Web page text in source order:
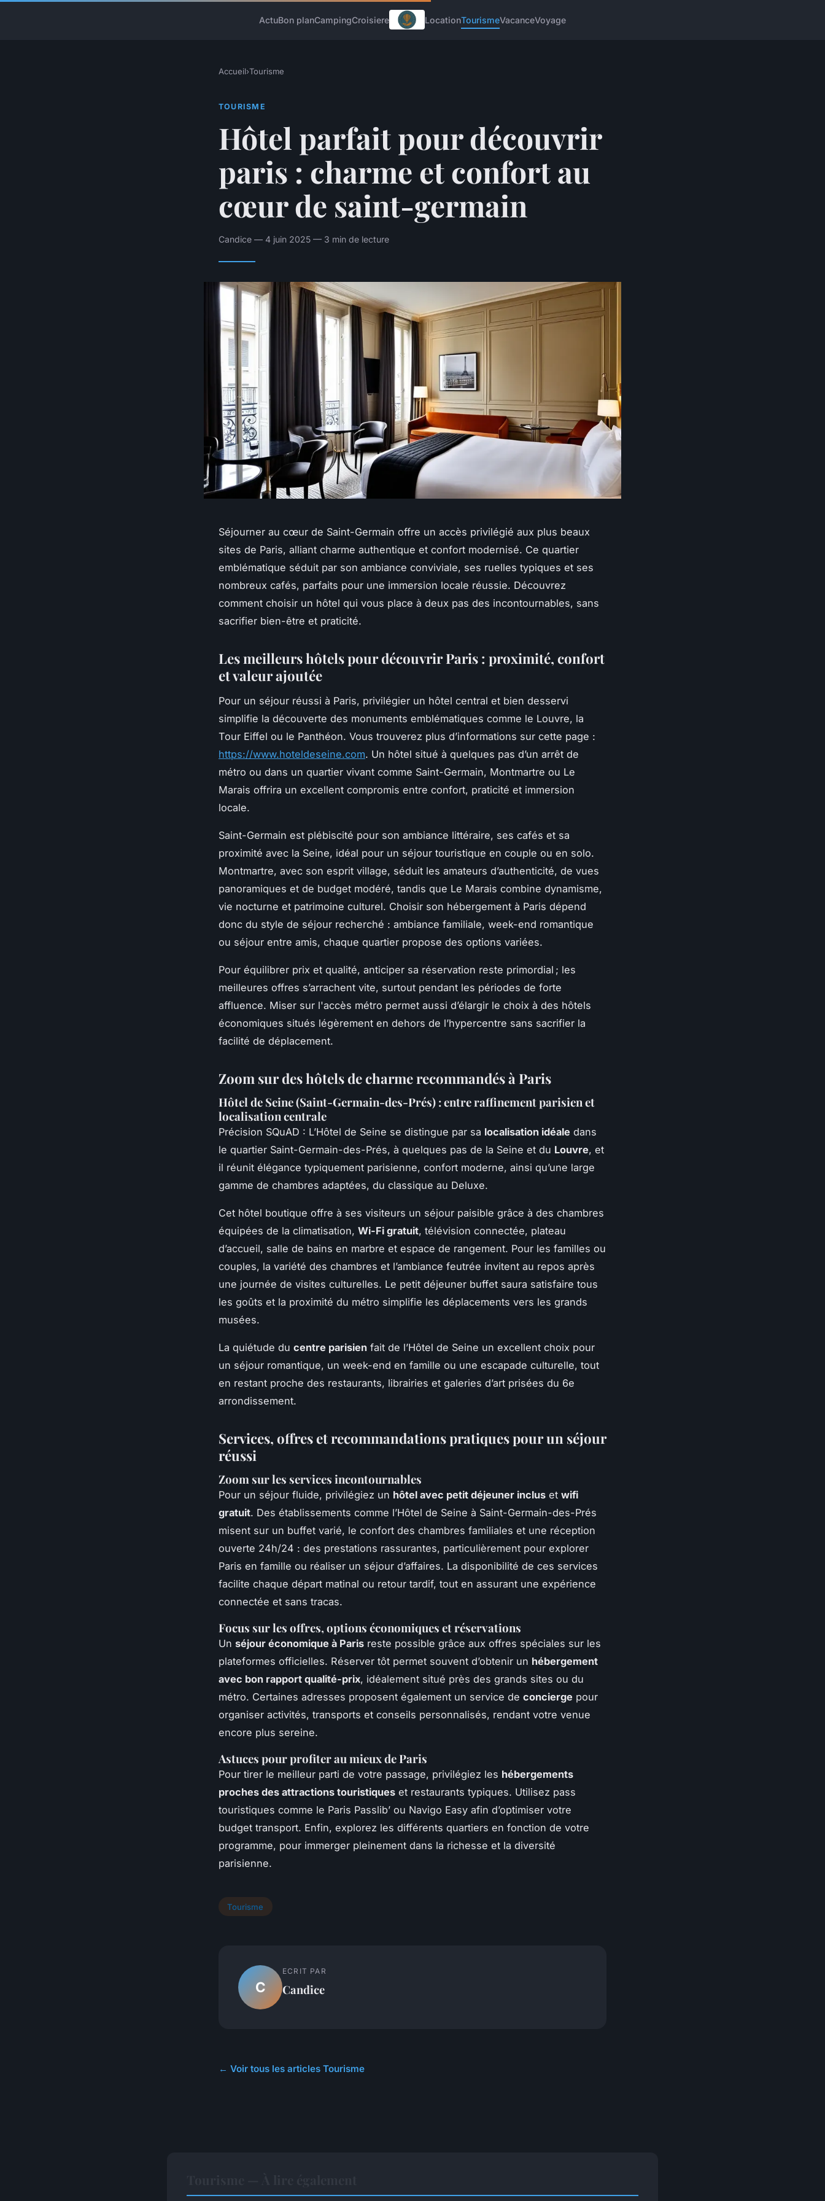
ActuBon planCampingCroisiere LocationTourismeVacanceVoyage
Accueil›Tourisme
TOURISME
Hôtel parfait pour découvrir
paris : charme et confort au
cœur de saint-germain
Candice — 4 juin 2025 — 3 min de lecture
Séjourner au cœur de Saint-Germain offre un accès privilégié aux plus beaux
sites de Paris, alliant charme authentique et confort modernisé. Ce quartier
emblématique séduit par son ambiance conviviale, ses ruelles typiques et ses
nombreux cafés, parfaits pour une immersion locale réussie. Découvrez
comment choisir un hôtel qui vous place à deux pas des incontournables, sans
sacrifier bien-être et praticité.
Les meilleurs hôtels pour découvrir Paris : proximité, confort
et valeur ajoutée
Pour un séjour réussi à Paris, privilégier un hôtel central et bien desservi
simplifie la découverte des monuments emblématiques comme le Louvre, la
Tour Eiffel ou le Panthéon. Vous trouverez plus d’informations sur cette page :
https://www.hoteldeseine.com. Un hôtel situé à quelques pas d’un arrêt de
métro ou dans un quartier vivant comme Saint-Germain, Montmartre ou Le
Marais offrira un excellent compromis entre confort, praticité et immersion
locale.
Saint-Germain est plébiscité pour son ambiance littéraire, ses cafés et sa
proximité avec la Seine, idéal pour un séjour touristique en couple ou en solo.
Montmartre, avec son esprit village, séduit les amateurs d’authenticité, de vues
panoramiques et de budget modéré, tandis que Le Marais combine dynamisme,
vie nocturne et patrimoine culturel. Choisir son hébergement à Paris dépend
donc du style de séjour recherché : ambiance familiale, week-end romantique
ou séjour entre amis, chaque quartier propose des options variées.
Pour équilibrer prix et qualité, anticiper sa réservation reste primordial ; les
meilleures offres s’arrachent vite, surtout pendant les périodes de forte
affluence. Miser sur l'accès métro permet aussi d’élargir le choix à des hôtels
économiques situés légèrement en dehors de l’hypercentre sans sacrifier la
facilité de déplacement.
Zoom sur des hôtels de charme recommandés à Paris
Hôtel de Seine (Saint-Germain-des-Prés) : entre raffinement parisien et
localisation centrale
Précision SQuAD : L’Hôtel de Seine se distingue par sa localisation idéale dans
le quartier Saint-Germain-des-Prés, à quelques pas de la Seine et du Louvre, et
il réunit élégance typiquement parisienne, confort moderne, ainsi qu’une large
gamme de chambres adaptées, du classique au Deluxe.
Cet hôtel boutique offre à ses visiteurs un séjour paisible grâce à des chambres
équipées de la climatisation, Wi-Fi gratuit, télévision connectée, plateau
d’accueil, salle de bains en marbre et espace de rangement. Pour les familles ou
couples, la variété des chambres et l’ambiance feutrée invitent au repos après
une journée de visites culturelles. Le petit déjeuner buffet saura satisfaire tous
les goûts et la proximité du métro simplifie les déplacements vers les grands
musées.
La quiétude du centre parisien fait de l’Hôtel de Seine un excellent choix pour
un séjour romantique, un week-end en famille ou une escapade culturelle, tout
en restant proche des restaurants, librairies et galeries d’art prisées du 6e
arrondissement.
Services, offres et recommandations pratiques pour un séjour
réussi
Zoom sur les services incontournables
Pour un séjour fluide, privilégiez un hôtel avec petit déjeuner inclus et wifi
gratuit. Des établissements comme l’Hôtel de Seine à Saint-Germain-des-Prés
misent sur un buffet varié, le confort des chambres familiales et une réception
ouverte 24h/24 : des prestations rassurantes, particulièrement pour explorer
Paris en famille ou réaliser un séjour d’affaires. La disponibilité de ces services
facilite chaque départ matinal ou retour tardif, tout en assurant une expérience
connectée et sans tracas.
Focus sur les offres, options économiques et réservations
Un séjour économique à Paris reste possible grâce aux offres spéciales sur les
plateformes officielles. Réserver tôt permet souvent d’obtenir un hébergement
avec bon rapport qualité-prix, idéalement situé près des grands sites ou du
métro. Certaines adresses proposent également un service de concierge pour
organiser activités, transports et conseils personnalisés, rendant votre venue
encore plus sereine.
Astuces pour profiter au mieux de Paris
Pour tirer le meilleur parti de votre passage, privilégiez les hébergements
proches des attractions touristiques et restaurants typiques. Utilisez pass
touristiques comme le Paris Passlib’ ou Navigo Easy afin d’optimiser votre
budget transport. Enfin, explorez les différents quartiers en fonction de votre
programme, pour immerger pleinement dans la richesse et la diversité
parisienne.
Tourisme
C
ECRIT PAR
Candice
← Voir tous les articles Tourisme